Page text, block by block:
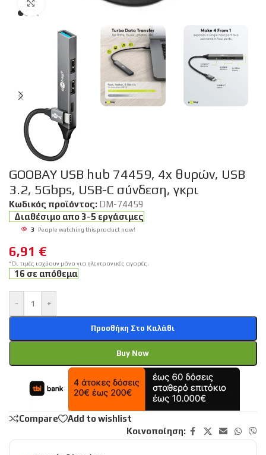
Click to enlarge
GOOBAY USB hub 74459, 4x θυρών, USB
3.2, 5Gbps, USB-C σύνδεση, γκρι
Κωδικός προϊόντος: DM-74459
Διαθέσιμο απο 3-5 εργάσιμες
3 People watching this product now!
6,91 €
*Οι τιμές ισχύουν μόνο για ηλεκτρονικές αγορές.
16 σε απόθεμα
- +
Προσθήκη Στο Καλάθι
Buy Now
Compare
Add to wishlist
Κοινοποίηση: